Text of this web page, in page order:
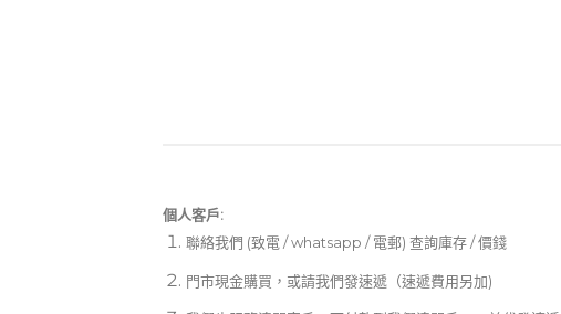
個人客戶:
聯絡我們 (致電 / whatsapp / 電郵) 查詢庫存 / 價錢
門市現金購買，或請我們發速遞（速遞費用另加)